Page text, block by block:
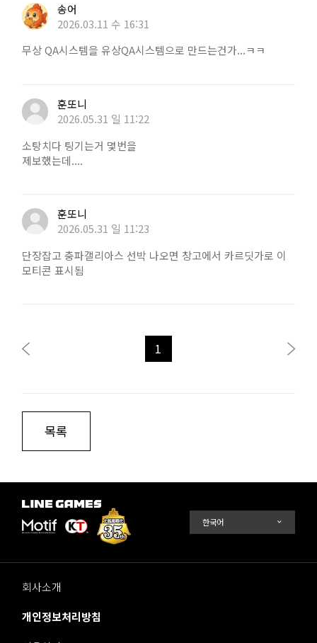
송어
2026.03.11 수 16:31
무상 QA시스템을 유상QA시스템으로 만드는건가...ㅋㅋ
훈또니
2026.05.31 일 11:22
소탕치다 팅기는거 몇번을
제보했는데....
훈또니
2026.05.31 일 11:23
단장잡고 충파갤리아스 선박 나오면 창고에서 카르딧가로 이
모티콘 표시됨
1
목록
회사소개
개인정보처리방침